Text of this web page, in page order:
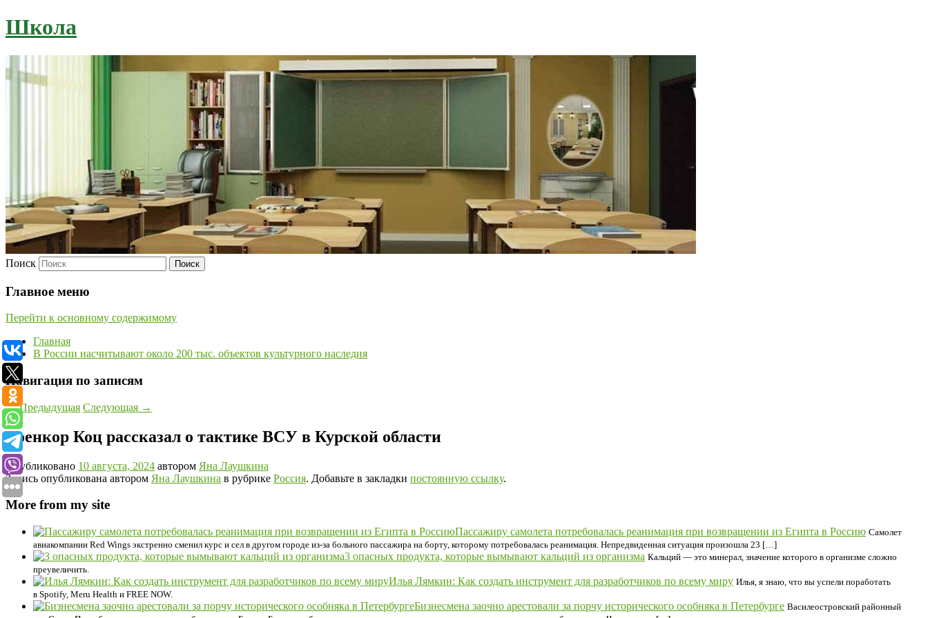
Школа
Поиск
Главное меню
Перейти к основному содержимому
Главная
В России насчитывают около 200 тыс. объектов культурного наследия
Навигация по записям
←Предыдущая Следующая →
Военкор Коц рассказал о тактике ВСУ в Курской области
Опубликовано 10 августа, 2024 автором Яна Лаушкина
Запись опубликована автором Яна Лаушкина в рубрике Россия. Добавьте в закладки постоянную ссылку.
More from my site
Пассажиру самолета потребовалась реанимация при возвращении из Египта в Россию Самолет
авиакомпании Red Wings экстренно сменил курс и сел в другом городе из-за больного пассажира на борту, которому потребовалась реанимация. Непредвиденная ситуация произошла 23 […]
3 опасных продукта, которые вымывают кальций из организма Кальций — это минерал, значение которого в организме сложно
преувеличить.
Илья Лямкин: Как создать инструмент для разработчиков по всему миру Илья, я знаю, что вы успели поработать
в Spotify, Meru Health и FREE NOW.
Бизнесмена заочно арестовали за порчу исторического особняка в Петербурге Василеостровский районный